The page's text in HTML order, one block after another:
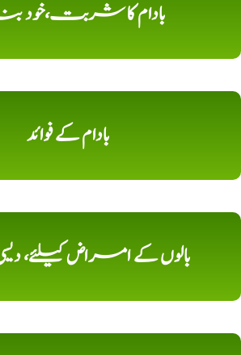
بادام کا شربت،خود
بادام کے فوائد
بالوں کے امراض کیلئے،